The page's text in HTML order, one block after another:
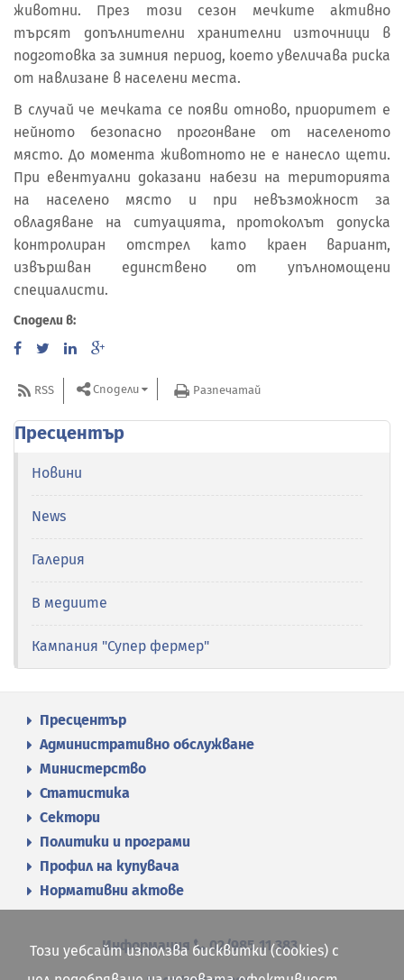
животни. През този сезон мечките активно
търсят допълнителни хранителни източници в
подготовка за зимния период, което увеличава риска
от навлизане в населени места.
В случай че мечката се появи отново, приоритет е
нейното безопасно прогонване от населеното
място. До момента животното не е нанесло щети.
При евентуални доказани набези на територията
на населено място и при невъзможност за
овладяване на ситуацията, протоколът допуска
контролиран отстрел като краен вариант,
извършван единствено от упълномощени
специалисти.
Сподели в:
RSS Сподели Разпечатай
Пресцентър
Новини
News
Галерия
В медиите
Кампания "Супер фермер"
Пресцентър
Административно обслужване
Министерство
Статистика
Сектори
Политики и програми
Профил на купувача
Нормативни актове
Информация 02/985 11 383
Този уебсайт използва бисквитки (cookies) с